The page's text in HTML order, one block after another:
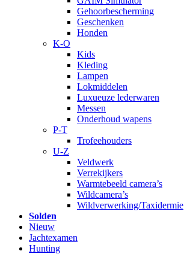
Gehoorbescherming
Geschenken
Honden
K-O
Kids
Kleding
Lampen
Lokmiddelen
Luxueuze lederwaren
Messen
Onderhoud wapens
P-T
Trofeehouders
U-Z
Veldwerk
Verrekijkers
Warmtebeeld camera’s
Wildcamera’s
Wildverwerking/Taxidermie
Solden
Nieuw
Jachtexamen
Hunting